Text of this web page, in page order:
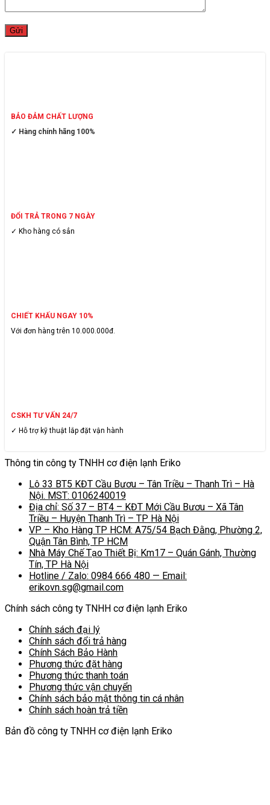
BẢO ĐẢM CHẤT LƯỢNG
✓ Hàng chính hãng 100%
ĐỔI TRẢ TRONG 7 NGÀY
✓ Kho hàng có sẳn
CHIẾT KHẤU NGAY 10%
Với đơn hàng trên 10.000.000đ.
CSKH TƯ VẤN 24/7
✓ Hỗ trợ kỹ thuật lắp đặt vận hành
Thông tin công ty TNHH cơ điện lạnh Eriko
Lô 33 BT5 KĐT Cầu Bươu – Tân Triều – Thanh Trì – Hà
Nội. MST: 0106240019
Địa chỉ: Số 37 – BT4 – KĐT Mới Cầu Bươu – Xã Tân
Triều – Huyện Thanh Trì – TP Hà Nội
VP – Kho Hàng TP HCM: A75/54 Bạch Đằng, Phường 2,
Quận Tân Bình, TP HCM
Nhà Máy Chế Tạo Thiết Bị: Km17 – Quán Gánh, Thường
Tín, TP Hà Nội
Hotline / Zalo: 0984 666 480 — Email:
erikovn.sg@gmail.com
Chính sách công ty TNHH cơ điện lạnh Eriko
Chính sách đại lý
Chính sách đổi trả hàng
Chính Sách Bảo Hành
Phương thức đặt hàng
Phương thức thanh toán
Phương thức vận chuyển
Chính sách bảo mật thông tin cá nhân
Chính sách hoàn trả tiền
Bản đồ công ty TNHH cơ điện lạnh Eriko